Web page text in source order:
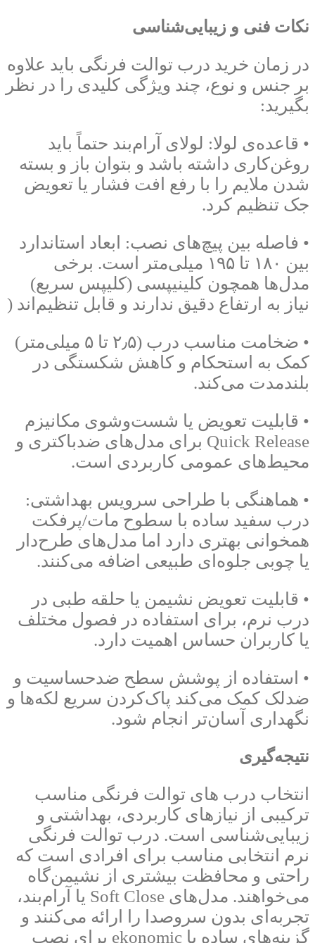
نکات فنی و زیبایی‌شناسی
در زمان خرید درب توالت فرنگی باید علاوه
بر جنس و نوع، چند ویژگی کلیدی را در نظر
بگیرید:
• قاعده‌ی لولا: لولای آرام‌بند حتماً باید
روغن‌کاری داشته باشد و بتوان باز و بسته
شدن ملایم را با رفع افت فشار یا تعویض
جک تنظیم کرد.
• فاصله بین پیچ‌های نصب: ابعاد استاندارد
بین ۱۸۰ تا ۱۹۵ میلی‌متر است. برخی
مدل‌ها همچون کلینیپسی (کلیپس سریع)
نیاز به ارتفاع دقیق ندارند و قابل تنظیم‌اند (
• ضخامت مناسب درب (۲٫۵ تا ۵ میلی‌متر)
کمک به استحکام و کاهش شکستگی در
بلندمدت می‌کند.
• قابلیت تعویض یا شست‌وشوی مکانیزم
Quick Release برای مدل‌های ضدباکتری و
محیط‌های عمومی کاربردی است.
• هماهنگی با طراحی سرویس بهداشتی:
درب سفید ساده با سطوح مات/پرفکت
همخوانی بهتری دارد اما مدل‌های طرح‌دار
یا چوبی جلوه‌ای طبیعی اضافه می‌کنند.
• قابلیت تعویض نشیمن یا حلقه طبی در
درب نرم، برای استفاده در فصول مختلف
یا کاربران حساس اهمیت دارد.
• استفاده از پوشش سطح ضدحساسیت و
ضدلک کمک می‌کند پاک‌کردن سریع لکه‌ها و
نگهداری آسان‌تر انجام شود.
نتیجه‌گیری
انتخاب درب های توالت فرنگی مناسب
ترکیبی از نیازهای کاربردی، بهداشتی و
زیبایی‌شناسی است. درب توالت فرنگی
نرم انتخابی مناسب برای افرادی است که
راحتی و محافظت بیشتری از نشیمن‌گاه
می‌خواهند. مدل‌های Soft Close یا آرام‌بند،
تجربه‌ای بدون سروصدا را ارائه می‌کنند و
گزینه‌های ساده یا ekonomic برای نصب